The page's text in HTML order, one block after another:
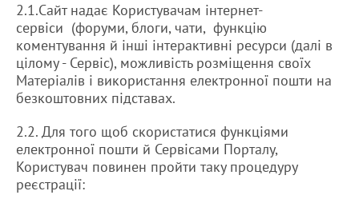
2.1.Сайт надає Користувачам інтернет-
сервіси (форуми, блоги, чати, функцію
коментування й інші інтерактивні ресурси (далі в
цілому - Сервіс), можливість розміщення своїх
Матеріалів і використання електронної пошти на
безкоштовних підставах.
2.2. Для того щоб скористатися функціями
електронної пошти й Сервісами Порталу,
Користувач повинен пройти таку процедуру
реєстрації: